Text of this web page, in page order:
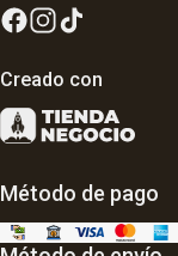
Creado con
Método de pago